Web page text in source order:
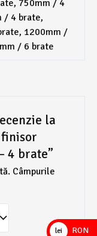
750mm / 4
/ 4 brate,
1200mm /
/ 6 brate
la
4 brate”
Câmpurile
lei RON